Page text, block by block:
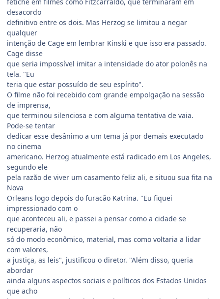
desacordo
definitivo entre os dois. Mas Herzog se limitou a negar
qualquer
intenção de Cage em lembrar Kinski e que isso era passado.
Cage disse
que seria impossível imitar a intensidade do ator polonês na
tela. "Eu
teria que estar possuído de seu espírito".
O filme não foi recebido com grande empolgação na sessão
de imprensa,
que terminou silenciosa e com alguma tentativa de vaia.
Pode-se tentar
dedicar esse desânimo a um tema já por demais executado
no cinema
americano. Herzog atualmente está radicado em Los Angeles,
segundo ele
pela razão de viver um casamento feliz ali, e situou sua fita na
Nova
Orleans logo depois do furacão Katrina. "Eu fiquei
impressionado com o
que aconteceu ali, e passei a pensar como a cidade se
recuperaria, não
só do modo econômico, material, mas como voltaria a lidar
com valores,
a justiça, as leis", justificou o diretor. "Além disso, queria
abordar
ainda alguns aspectos sociais e políticos dos Estados Unidos
que acho